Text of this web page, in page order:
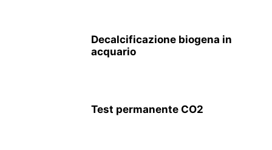
Decalcificazione biogena in
acquario
Test permanente CO2